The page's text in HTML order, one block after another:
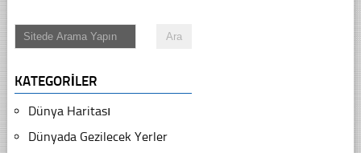
KATEGORILER
Dünya Haritası
Dünyada Gezilecek Yerler